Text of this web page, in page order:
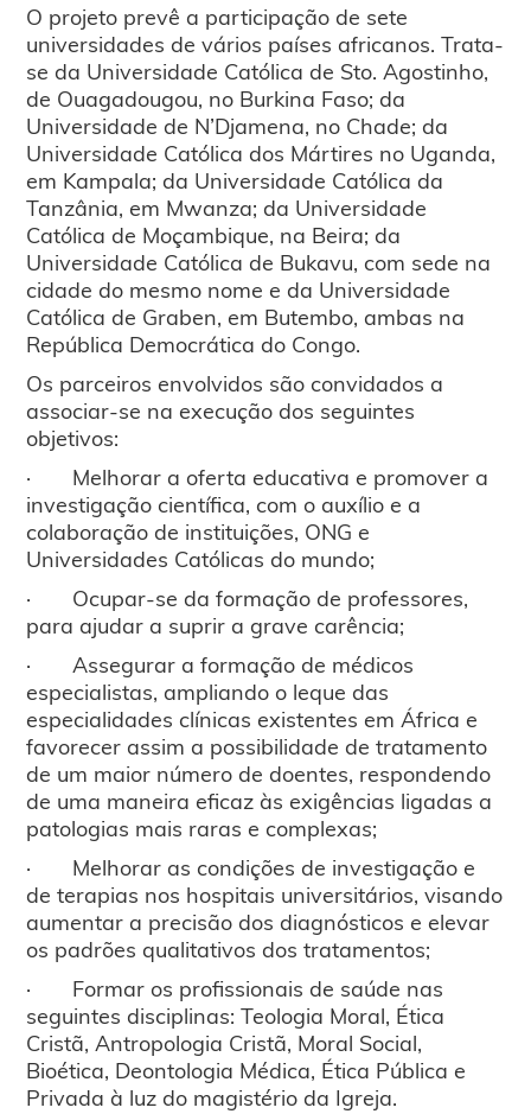
O projeto prevê a participação de sete
universidades de vários países africanos. Trata-
se da Universidade Católica de Sto. Agostinho,
de Ouagadougou, no Burkina Faso; da
Universidade de N’Djamena, no Chade; da
Universidade Católica dos Mártires no Uganda,
em Kampala; da Universidade Católica da
Tanzânia, em Mwanza; da Universidade
Católica de Moçambique, na Beira; da
Universidade Católica de Bukavu, com sede na
cidade do mesmo nome e da Universidade
Católica de Graben, em Butembo, ambas na
República Democrática do Congo.
Os parceiros envolvidos são convidados a
associar-se na execução dos seguintes
objetivos:
· Melhorar a oferta educativa e promover a
investigação científica, com o auxílio e a
colaboração de instituições, ONG e
Universidades Católicas do mundo;
· Ocupar-se da formação de professores,
para ajudar a suprir a grave carência;
· Assegurar a formação de médicos
especialistas, ampliando o leque das
especialidades clínicas existentes em África e
favorecer assim a possibilidade de tratamento
de um maior número de doentes, respondendo
de uma maneira eficaz às exigências ligadas a
patologias mais raras e complexas;
· Melhorar as condições de investigação e
de terapias nos hospitais universitários, visando
aumentar a precisão dos diagnósticos e elevar
os padrões qualitativos dos tratamentos;
· Formar os profissionais de saúde nas
seguintes disciplinas: Teologia Moral, Ética
Cristã, Antropologia Cristã, Moral Social,
Bioética, Deontologia Médica, Ética Pública e
Privada à luz do magistério da Igreja.